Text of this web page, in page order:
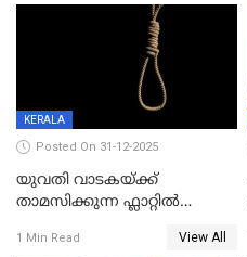
KERALA
Posted On 31-12-2025
യുവതി വാടകയ്ക്ക്
താമസിക്കുന്ന ഫ്ലാറ്റില്‍
സംഭവം കൈതപ്പൊയിലില്‍
1 Min Read View All